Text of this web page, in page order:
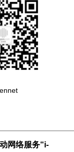
网络服务“i-